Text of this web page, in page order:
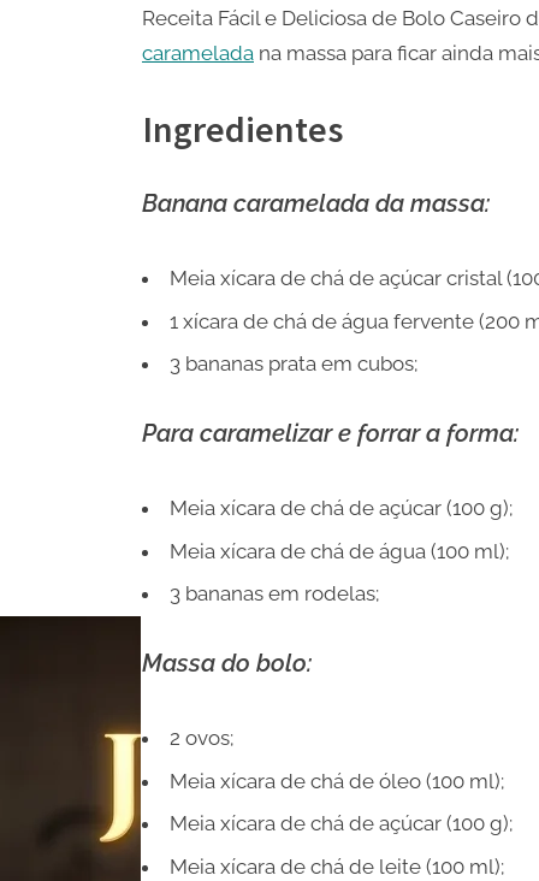
Receita Fácil e Deliciosa de Bolo
caramelada na massa para ficar ainda
Ingredientes
Banana caramelada da massa:
Meia xícara de chá de açúcar cristal
1 xícara de chá de água fervente (200
3 bananas prata em cubos;
Para caramelizar e forrar a forma:
Meia xícara de chá de açúcar (100 g);
Meia xícara de chá de água (100 ml);
3 bananas em rodelas;
Massa do bolo:
2 ovos;
Meia xícara de chá de óleo (100 ml);
Meia xícara de chá de açúcar (100 g);
Meia xícara de chá de leite (100 ml);